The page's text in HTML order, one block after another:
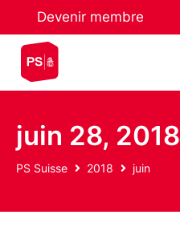
Devenir membre
juin 28, 2018
PS Suisse 2018 juin